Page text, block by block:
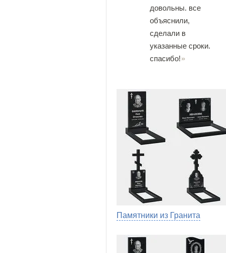
довольны. все
объяснили,
сделали в
указанные сроки.
спасибо!
Памятники из Гранита